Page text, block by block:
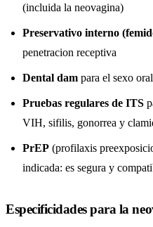
(incluida la neovagina)
Preservativo interno
penetracion receptiva
Dental dam para el sexo
Pruebas regulares de ITS
VIH, sifilis, gonorrea y
PrEP (profilaxis
indicada: es segura y
Especificidades para la